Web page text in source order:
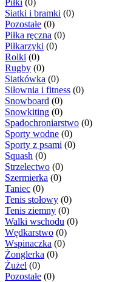
Piłki (0)
Siatki i bramki (0)
Pozostałe (0)
Piłka ręczna (0)
Piłkarzyki (0)
Rolki (0)
Rugby (0)
Siatkówka (0)
Siłownia i fitness (0)
Snowboard (0)
Snowkiting (0)
Spadochroniarstwo (0)
Sporty wodne (0)
Sporty z psami (0)
Squash (0)
Strzelectwo (0)
Szermierka (0)
Taniec (0)
Tenis stołowy (0)
Tenis ziemny (0)
Walki wschodu (0)
Wędkarstwo (0)
Wspinaczka (0)
Żonglerka (0)
Żużel (0)
Pozostałe (0)